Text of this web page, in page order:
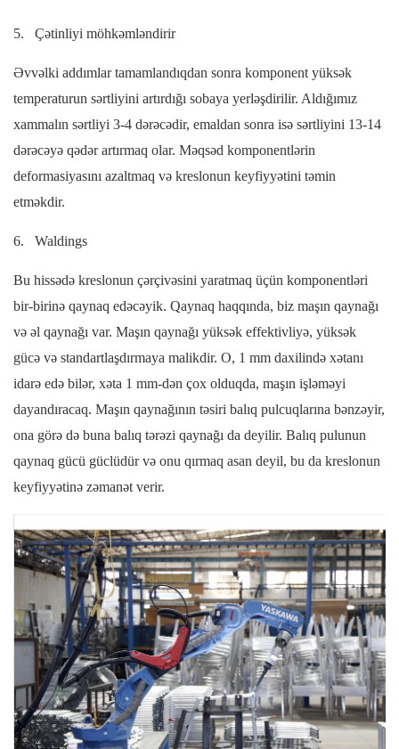
5. Çətinliyi möhkəmləndirir
Əvvəlki addımlar tamamlandıqdan sonra komponent yüksək
temperaturun sərtliyini artırdığı sobaya yerləşdirilir. Aldığımız
xammalın sərtliyi 3-4 dərəcədir, emaldan sonra isə sərtliyini 13-14
dərəcəyə qədər artırmaq olar. Məqsəd komponentlərin
deformasiyasını azaltmaq və kreslonun keyfiyyətini təmin
etməkdir.
6. Waldings
Bu hissədə kreslonun çərçivəsini yaratmaq üçün komponentləri
bir-birinə qaynaq edəcəyik. Qaynaq haqqında, biz maşın qaynağı
və əl qaynağı var. Maşın qaynağı yüksək effektivliyə, yüksək
gücə və standartlaşdırmaya malikdir. O, 1 mm daxilində xətanı
idarə edə bilər, xəta 1 mm-dən çox olduqda, maşın işləməyi
dayandıracaq. Maşın qaynağının təsiri balıq pulcuqlarına bənzəyir,
ona görə də buna balıq tərəzi qaynağı da deyilir. Balıq pulunun
qaynaq gücü güclüdür və onu qırmaq asan deyil, bu da kreslonun
keyfiyyətinə zəmanət verir.